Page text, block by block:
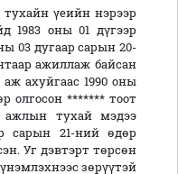
үеийн нэрээр
1983 оны 01 дүгээр
03 дугаар сарын 20-
ажиллаж байсан
ахуйгаас 1990 оны
олгосон ******* тоот
ажлын тухай мэдээ
сарын 21-ний өдөр
Уг дэвтэрт төрсөн
зөрүүтэй